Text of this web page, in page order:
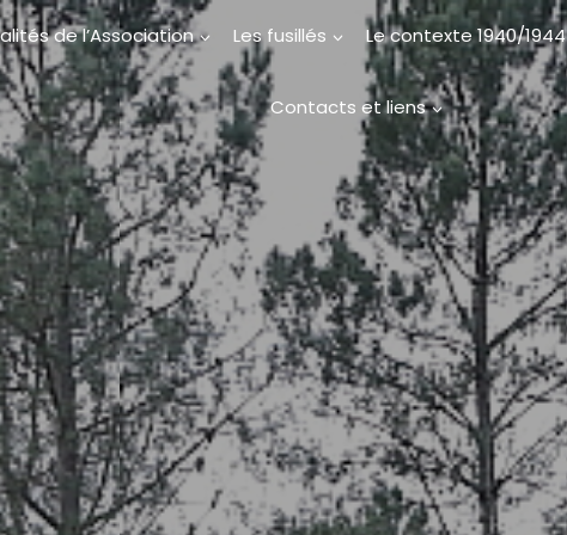
de l’Association Les fusillés Le contexte 1940/1944
Contacts et liens